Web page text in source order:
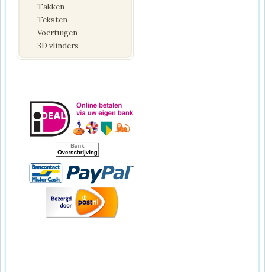
Takken
Teksten
Voertuigen
3D vlinders